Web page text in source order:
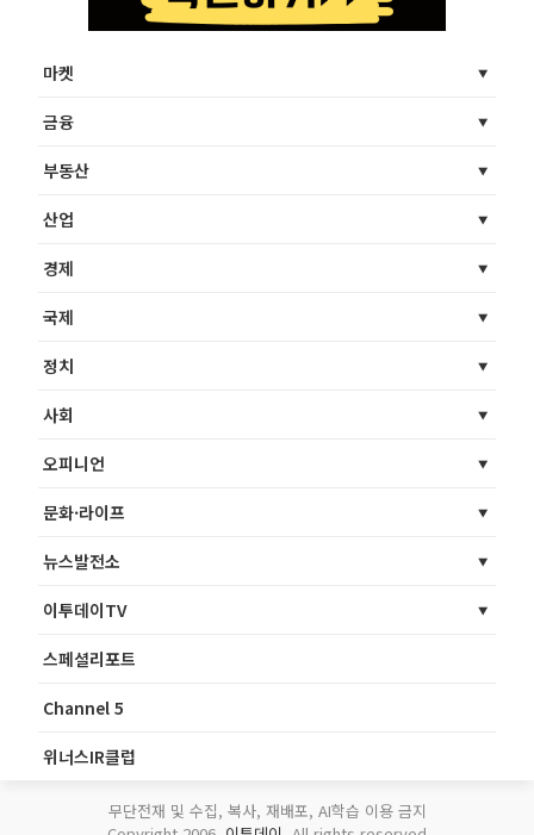
마켓
금융
부동산
산업
경제
국제
정치
사회
오피니언
문화·라이프
뉴스발전소
이투데이TV
스페셜리포트
Channel 5
위너스IR클럽
무단전재 및 수집, 복사, 재배포, AI학습 이용 금지